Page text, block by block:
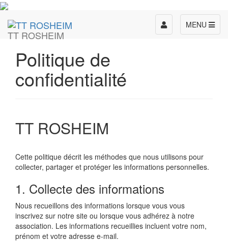
TT ROSHEIM
MENU
Toggle
navigation
Politique de
confidentialité
TT ROSHEIM
Cette politique décrit les méthodes que nous utilisons pour
collecter, partager et protéger les informations personnelles.
1. Collecte des informations
Nous recueillons des informations lorsque vous vous
inscrivez sur notre site ou lorsque vous adhérez à notre
association. Les informations recueillies incluent votre nom,
prénom et votre adresse e-mail.